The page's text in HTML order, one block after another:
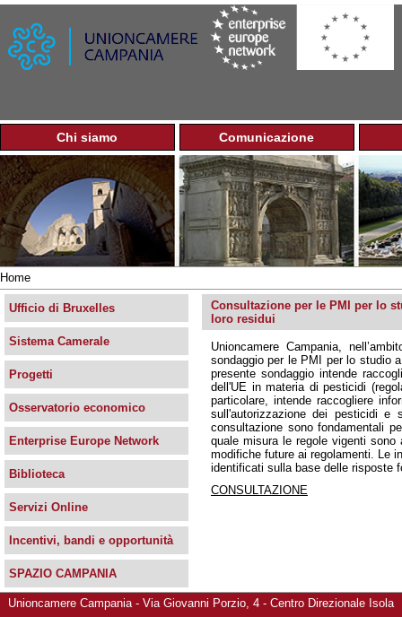
Jump to navigation
M
e
n
u
p
r
n
c
p
a
e
Chi siamo Comunicazione
Tu
sei
qui
Home
Consultazione per le PMI per lo
loro residui
Unioncamere Campania,
sondaggio per le PMI per lo studio
presente sondaggio intende
dell'UE in materia di pesticidi
particolare, intende raccogliere
sull'autorizzazione dei pesticidi
consultazione sono fondamentali
quale misura le regole vigenti
modifiche future ai regolamenti. Le
identificati sulla base delle risposte
CONSULTAZIONE
Ufficio di Bruxelles
Sistema Camerale
Progetti
Osservatorio economico
Enterprise Europe Network
Biblioteca
Servizi Online
Incentivi, bandi e opportunità
SPAZIO CAMPANIA
Unioncamere Campania - Via Giovanni Porzio, 4 - Centro Direzionale Isola